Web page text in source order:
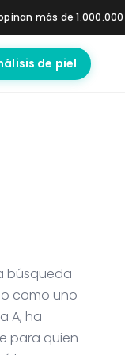
más de
de piel
búsqueda
como uno
A, ha
para quien